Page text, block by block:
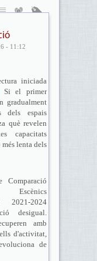
- 11:12
iniciada
Si el primer
gradualment
dels espais
què revelen
capacitats
lenta dels
Escènics
2021-2024
desigual.
amb
d'activitat,
de